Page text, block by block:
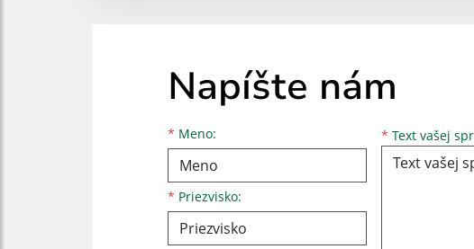
Napíšte nám
* Meno:
Meno
* Priezvisko:
Priezvisko
E-mailová adresa * Text vašej